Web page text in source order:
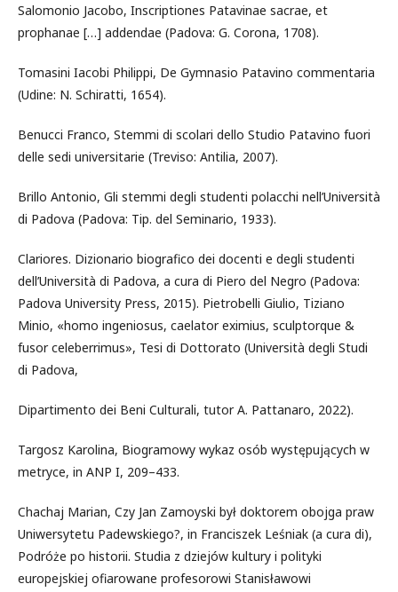
Salomonio Jacobo, Inscriptiones Patavinae sacrae, et
prophanae […] addendae (Padova: G. Corona, 1708).
Tomasini Iacobi Philippi, De Gymnasio Patavino commentaria
(Udine: N. Schiratti, 1654).
Benucci Franco, Stemmi di scolari dello Studio Patavino fuori
delle sedi universitarie (Treviso: Antilia, 2007).
Brillo Antonio, Gli stemmi degli studenti polacchi nell’Università
di Padova (Padova: Tip. del Seminario, 1933).
Clariores. Dizionario biografico dei docenti e degli studenti
dell’Università di Padova, a cura di Piero del Negro (Padova:
Padova University Press, 2015). Pietrobelli Giulio, Tiziano
Minio, «homo ingeniosus, caelator eximius, sculptorque &
fusor celeberrimus», Tesi di Dottorato (Università degli Studi
di Padova,
Dipartimento dei Beni Culturali, tutor A. Pattanaro, 2022).
Targosz Karolina, Biogramowy wykaz osób występujących w
metryce, in ANP I, 209–433.
Chachaj Marian, Czy Jan Zamoyski był doktorem obojga praw
Uniwersytetu Padewskiego?, in Franciszek Leśniak (a cura di),
Podróże po historii. Studia z dziejów kultury i polityki
europejskiej ofiarowane profesorowi Stanisławowi